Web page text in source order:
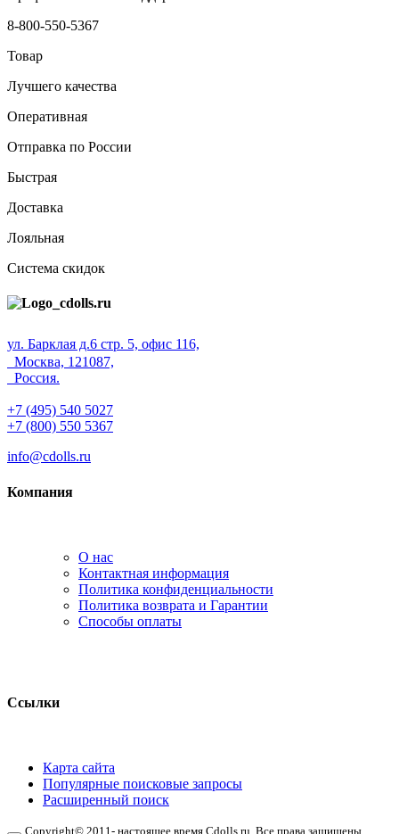
8-800-550-5367
Товар
Лучшего качества
Оперативная
Отправка по России
Быстрая
Доставка
Лояльная
Система скидок
ул. Барклая д.6 стр. 5, офис 116,
Москва, 121087,
Россия.
+7 (495) 540 5027
+7 (800) 550 5367
info@cdolls.ru
Компания
О нас
Контактная информация
Политика конфиденциальности
Политика возврата и Гарантии
Способы оплаты
Ссылки
Карта сайта
Популярные поисковые запросы
Расширенный поиск
Copyright© 2011- настоящее время Cdolls.ru. Все права защищены.